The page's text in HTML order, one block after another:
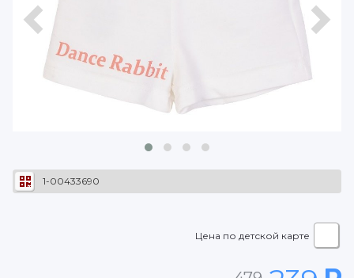
1-00433690
Цена по детской карте